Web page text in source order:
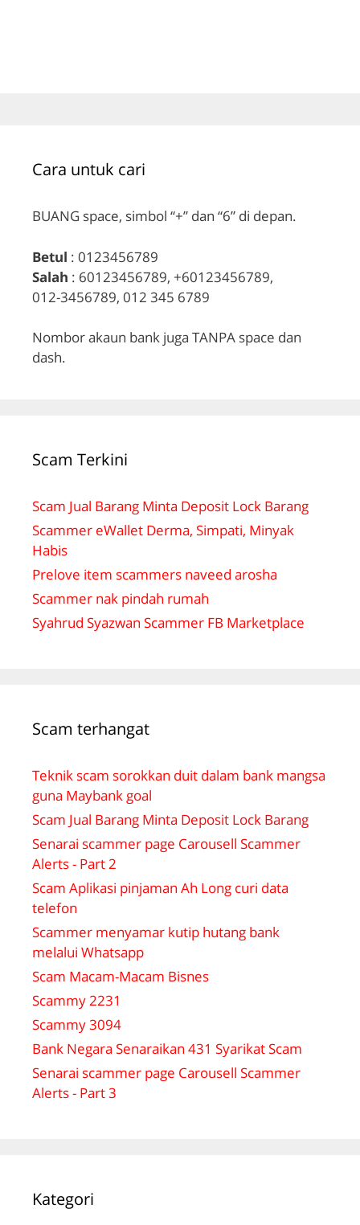
Cara untuk cari
BUANG space, simbol “+” dan “6” di depan.
Betul : 0123456789
Salah : 60123456789, +60123456789,
012-3456789, 012 345 6789
Nombor akaun bank juga TANPA space dan
dash.
Scam Terkini
Scam Jual Barang Minta Deposit Lock Barang
Scammer eWallet Derma, Simpati, Minyak
Habis
Prelove item scammers naveed arosha
Scammer nak pindah rumah
Syahrud Syazwan Scammer FB Marketplace
Scam terhangat
Teknik scam sorokkan duit dalam bank mangsa
guna Maybank goal
Scam Jual Barang Minta Deposit Lock Barang
Senarai scammer page Carousell Scammer
Alerts - Part 2
Scam Aplikasi pinjaman Ah Long curi data
telefon
Scammer menyamar kutip hutang bank
melalui Whatsapp
Scam Macam-Macam Bisnes
Scammy 2231
Scammy 3094
Bank Negara Senaraikan 431 Syarikat Scam
Senarai scammer page Carousell Scammer
Alerts - Part 3
Kategori